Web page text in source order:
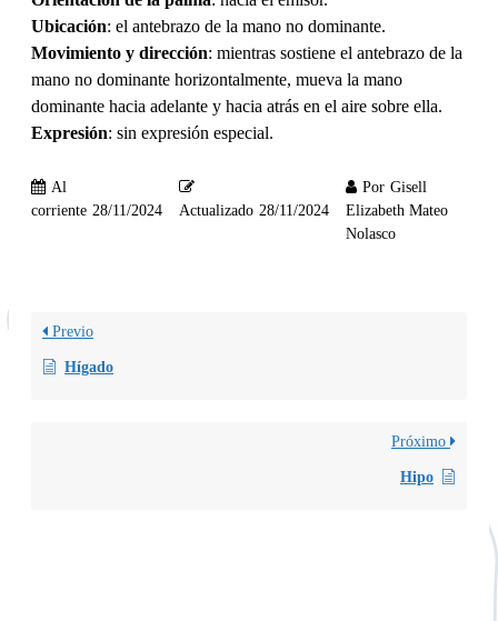
Ubicación: el antebrazo de la mano no dominante.
Movimiento y dirección: mientras sostiene el antebrazo de la
mano no dominante horizontalmente, mueva la mano
dominante hacia adelante y hacia atrás en el aire sobre ella.
Expresión: sin expresión especial.
Al
corriente 28/11/2024 Actualizado 28/11/2024
Por Gisell
Elizabeth Mateo
Nolasco
Previo
Hígado
Próximo
Hipo